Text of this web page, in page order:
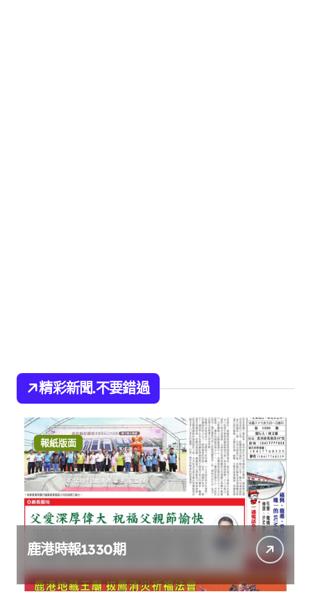
精彩新聞.不要錯過
報紙版面
鹿港時報1330期